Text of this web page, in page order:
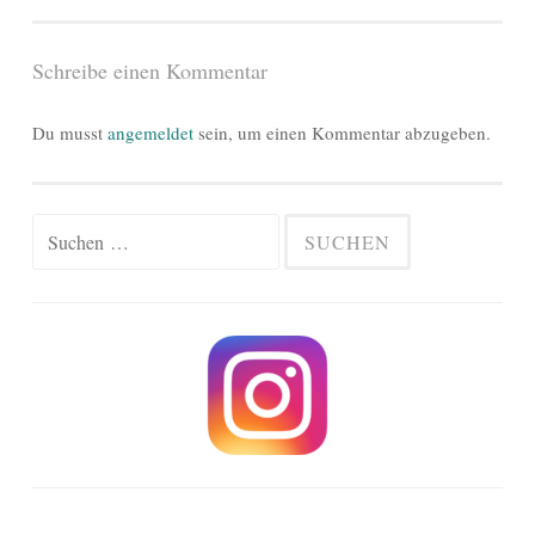
Schreibe einen Kommentar
Du musst angemeldet sein, um einen Kommentar abzugeben.
Suchen